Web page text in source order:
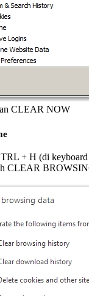
CLEAR NOW
+ H (di keyboard
CLEAR